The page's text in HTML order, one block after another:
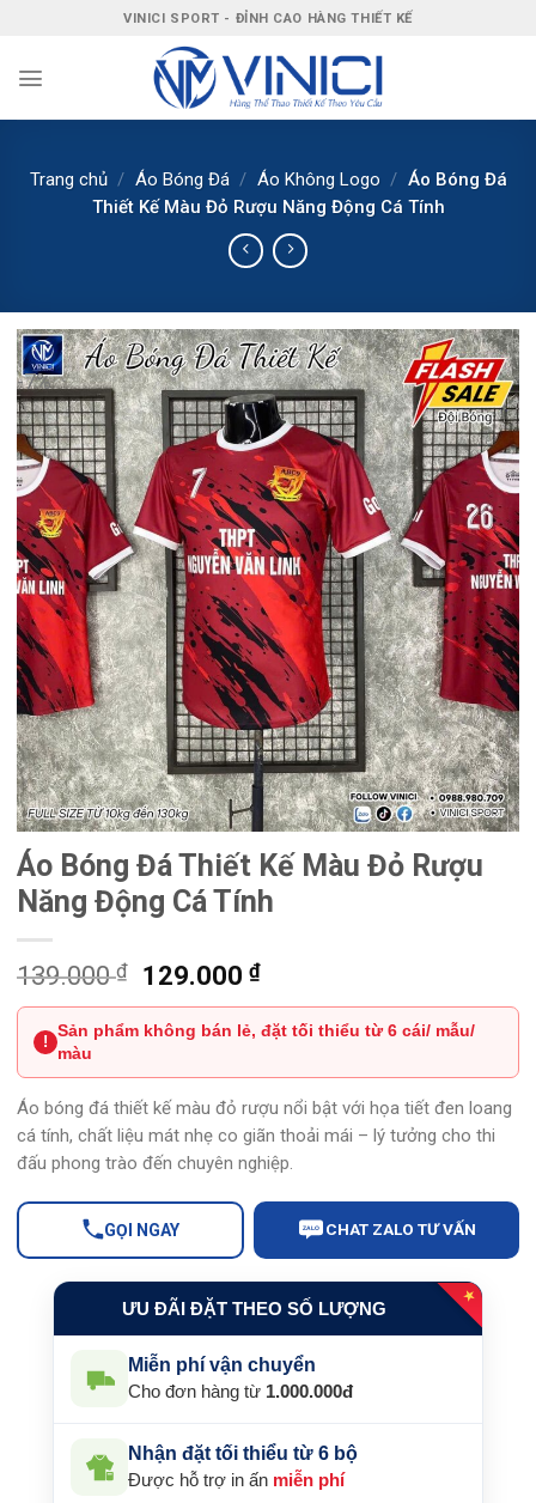
nội
VINICI SPORT - ĐỈNH CAO HÀNG THIẾT KẾ
Trang chủ / Áo Bóng Đá / Áo Không Logo / Áo Bóng Đá
Thiết Kế Màu Đỏ Rượu Năng Động Cá Tính
-7%
Áo Bóng Đá Thiết Kế Màu Đỏ Rượu
Năng Động Cá Tính
139.000₫
Giá
gốc
là:
139.000 ₫.
129.000 ₫Giá
hiện
tại
là:
129.000 ₫.
!
Sản phẩm không bán lẻ, đặt tối thiểu từ 6 cái/ mẫu/
màu
Áo bóng đá thiết kế màu đỏ rượu nổi bật với họa tiết đen loang
cá tính, chất liệu mát nhẹ co giãn thoải mái – lý tưởng cho thi
đấu phong trào đến chuyên nghiệp.
GỌI NGAY ZALO CHAT ZALO TƯ VẤN
ƯU ĐÃI ĐẶT THEO SỐ LƯỢNG
★
Miễn phí vận chuyển
Cho đơn hàng từ 1.000.000đ
Nhận đặt tối thiểu từ 6 bộ
Được hỗ trợ in ấn miễn phí